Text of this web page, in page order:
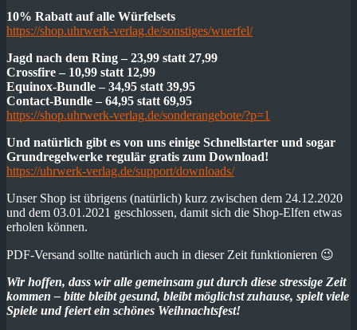
10% Rabatt auf alle Würfelsets
https://shop.uhrwerk-verlag.de/sonstiges/wuerfel/
Jagd nach dem Ring – 23,99 statt 27,99
Crossfire – 10,99 statt 12,99
Equinox-Bundle – 34,95 statt 39,95
Contact-Bundle – 64,95 statt 69,95
https://shop.uhrwerk-verlag.de/sonderangebote/?p=1
Und natürlich gibt es von uns einige Schnellstarter und sogar
Grundregelwerke regulär gratis zum Download!
https://uhrwerk-verlag.de/support/downloads/
Unser Shop ist übrigens (natürlich) kurz zwischen dem 24.12.2020
und dem 03.01.2021 geschlossen, damit sich die Shop-Elfen etwas
erholen können.
PDF-Versand sollte natürlich auch in dieser Zeit funktionieren 😉
Wir hoffen, dass wir alle gemeinsam gut durch diese stressige Zeit
kommen – bitte bleibt gesund, bleibt möglichst zuhause, spielt viele
Spiele und feiert ein schönes Weihnachtsfest!